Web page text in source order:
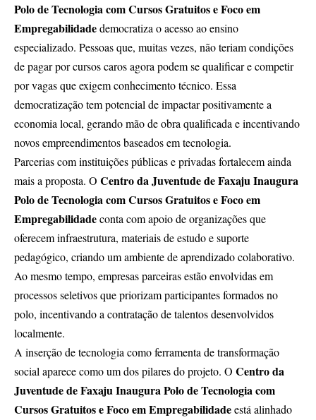
Polo de Tecnologia com Cursos Gratuitos e Foco em
Empregabilidadedemocratiza o acesso ao ensino
especializado. Pessoas que, muitas vezes, não teriam condições
de pagar por cursos caros agora podem se qualificar e competir
por vagas que exigem conhecimento técnico. Essa
democratização tem potencial de impactar positivamente a
economia local, gerando mão de obra qualificada e incentivando
novos empreendimentos baseados em tecnologia.
Parcerias com instituições públicas e privadas fortalecem ainda
mais a proposta. O Centro da Juventude de Faxaju Inaugura
Polo de Tecnologia com Cursos Gratuitos e Foco em
Empregabilidadeconta com apoio de organizações que
oferecem infraestrutura, materiais de estudo e suporte
pedagógico, criando um ambiente de aprendizado colaborativo.
Ao mesmo tempo, empresas parceiras estão envolvidas em
processos seletivos que priorizam participantes formados no
polo, incentivando a contratação de talentos desenvolvidos
localmente.
A inserção de tecnologia como ferramenta de transformação
social aparece como um dos pilares do projeto. O Centro da
Juventude de Faxaju Inaugura Polo de Tecnologia com
Cursos Gratuitos e Foco em Empregabilidadeestá alinhado